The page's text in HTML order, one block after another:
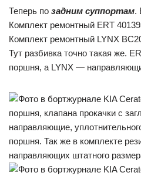
Теперь по задним суппортам.
Комплект ремонтный ERT
Комплект ремонтный LYNX
Тут разбивка точно такая же.
поршня, а LYNX —
поршня, клапана прокачки с
направляющие,
поршня. Так же в комплекте
направляющих штатного